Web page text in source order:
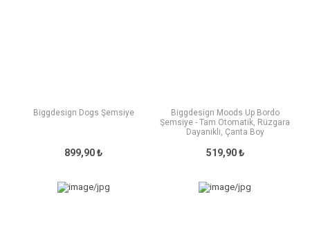
Biggdesign Dogs Şemsiye
899,90 ₺
Biggdesign Moods Up Bordo
Şemsiye - Tam Otomatik, Rüzgara
Dayanıklı, Çanta Boy
519,90 ₺